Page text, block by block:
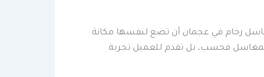
رخام في عجمان أن تضع لنفسها مكانة
المغاسل فحسب، بل تقدم للعميل تجربة